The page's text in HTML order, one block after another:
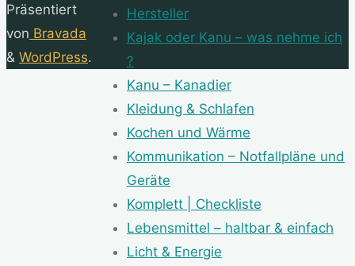
Hersteller
Kajak oder Kanu – was nehme ich
?
Kanu – Kanadier
Kleidung & Schlafen
Kochen und Wärme
Kommunikation – Notfallpläne und
Geräte
Komplett | Checkliste
Lebensmittel – haltbar & einfach
Licht & Energie
Präsentiert
von Bravada
& WordPress.